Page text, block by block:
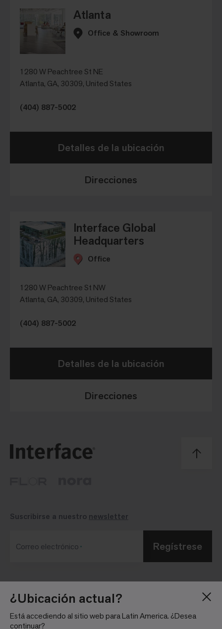
¿Ubicación actual?
Está accediendo al sitio web para Latin America. ¿Desea
continuar?
Atlanta
Office & Showroom
1280 W Peachtree St NE
Atlanta, GA, 30309, United States
(404) 887-5002
Detalles de la ubicación
Direcciones
Interface Global
Headquarters
Office
1280 W Peachtree St NW
Atlanta, GA, 30309, United States
(404) 887-5002
Detalles de la ubicación
Direcciones
Blog
Trabaja con nosotros
Sala de Prensa
Inversionistas
Suscribirse a nuestro newsletter
Correo electrónico Regístrese